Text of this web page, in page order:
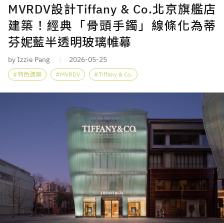
MVRDV設計Tiffany & Co.北京旗艦店
建築！經典「骨頭手鐲」線條化為蒂
芬妮藍半透明玻璃帷幕
by Izzie Pang 2026-05-25
特色建築 MVRDV Tiffany & Co.